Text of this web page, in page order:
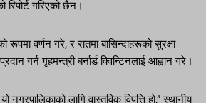
गरिएको छैन।
वर्णन गरे, र रातमा बासिन्दाहरूको सुरक्षा
गर्न गृहमन्त्री बर्नार्ड क्विन्टिनलाई आह्वान गरे।
लागि वास्तविक विपत्ति हो,” स्थानीय